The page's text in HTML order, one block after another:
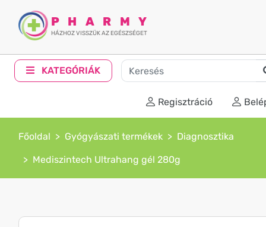
PHARMY
HÁZHOZ VISSZÜK AZ EGÉSZSÉGET
KATEGÓRIÁK
Regisztráció
Főoldal Gyógyászati termékek Diagnosztika
Mediszintech Ultrahang gél 280g